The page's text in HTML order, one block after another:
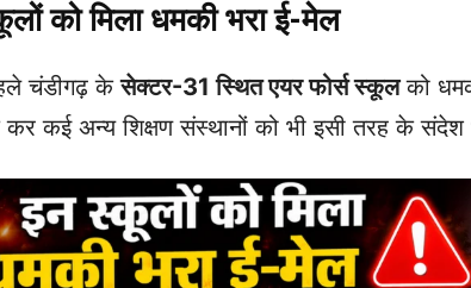
को मिला धमकी भरा ई-मेल
चंडीगढ़ केसेक्टर-31 स्थित एयर फोर्स स्कूलको
कई अन्य शिक्षण संस्थानों को भी इसी तरह के